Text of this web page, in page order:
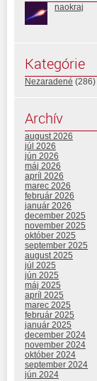
naokraj
Kategórie
Nezaradené (286)
Archív
august 2026
júl 2026
jún 2026
máj 2026
apríl 2026
marec 2026
február 2026
január 2026
december 2025
november 2025
október 2025
september 2025
august 2025
júl 2025
jún 2025
máj 2025
apríl 2025
marec 2025
február 2025
január 2025
december 2024
november 2024
október 2024
september 2024
jún 2024